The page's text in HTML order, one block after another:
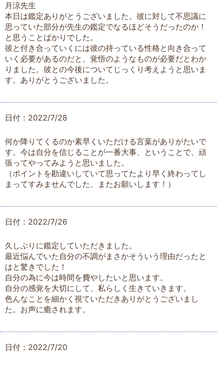
月涼先生
本日は鑑定ありがとうございました。彼に対して不思議に
思っていた部分が先生の鑑定でなるほどそうだったのか！
と思うことばかりでした。
彼と付き合っていくには彼の持っている性格と向き合って
いく必要があるのだと、覚悟のようなものが必要だとわか
りました。彼との今後についてじっくり考えようと思いま
す。ありがとうございました。
日付：2022/7/28
何か降りてくるのか素早くいただける言葉がありがたいで
す。今は自分を信じることが一番大事、ということで、頑
張ってやってみようと思いました。
（ポイントを勘違いしていて思ってたより早く終わってし
まってすみませんでした、またお願いします！）
日付：2022/7/26
久しぶりに鑑定していただきました。
最近悩んでいた自分の不調がまさかそういう理由だったと
はと驚きでした！
自分の為に今は時間を費やしたいと思います。
自分の感覚を大切にして、私らしく生きていきます。
色んなことを細かく視ていただきありがとうございまし
た。お声に癒されます。
日付：2022/7/20